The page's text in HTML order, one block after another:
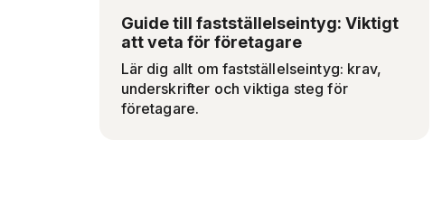
Guide till fastställelseintyg: Viktigt
att veta för företagare
Lär dig allt om fastställelseintyg: krav,
underskrifter och viktiga steg för
företagare.